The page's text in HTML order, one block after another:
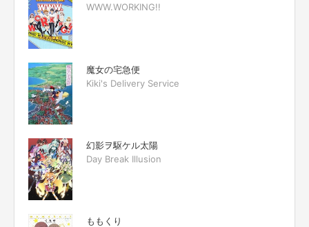
WWW.WORKING!!
魔女の宅急便
Kiki's Delivery Service
幻影ヲ駆ケル太陽
Day Break Illusion
ももくり